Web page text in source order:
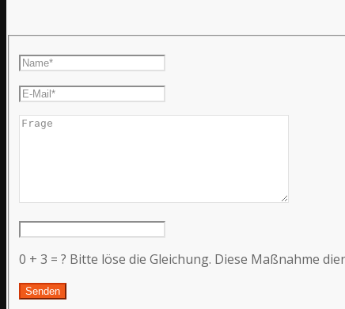
0 + 3 = ? Bitte löse die Gleichung. Diese Maßnahme